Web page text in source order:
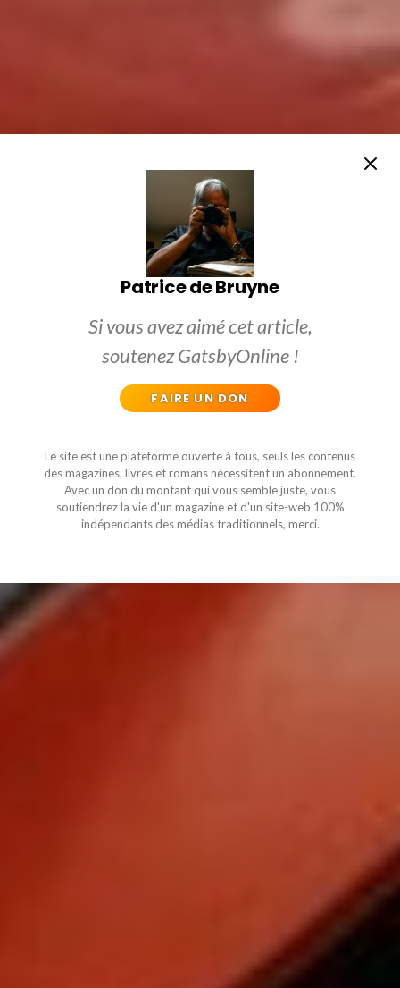
Patrice de Bruyne
Si vous avez aimé cet article,
soutenez GatsbyOnline !
FAIRE UN DON
Le site est une plateforme ouverte à tous, seuls les contenus
des magazines, livres et romans nécessitent un abonnement.
Avec un don du montant qui vous semble juste, vous
soutiendrez la vie d'un magazine et d'un site-web 100%
indépendants des médias traditionnels, merci.